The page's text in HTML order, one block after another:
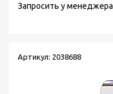
Запросить у менеджера
Артикул: 2038688